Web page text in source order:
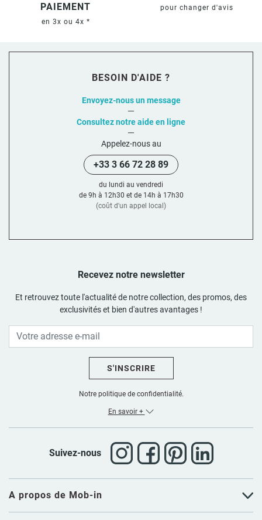
PAIEMENT
en 3x ou 4x *
pour changer d'avis
A propos de Mob-in
Recevez notre newsletter
Et retrouvez toute l'actualité de notre collection, des promos, des
exclusivités et bien d'autres avantages !
S'INSCRIRE
Notre politique de confidentialité.
En savoir +
Suivez-nous
BESOIN D'AIDE ?
Envoyez-nous un message
Consultez notre aide en ligne
Appelez-nous au
+33 3 66 72 28 89
du lundi au vendredi
de 9h à 12h30 et de 14h à 17h30
(coût d'un appel local)